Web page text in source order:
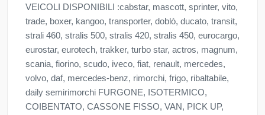
VEICOLI DISPONIBILI :cabstar, mascott, sprinter, vito,
trade, boxer, kangoo, transporter, doblò, ducato, transit,
strali 460, stralis 500, stralis 420, stralis 450, eurocargo,
eurostar, eurotech, trakker, turbo star, actros, magnum,
scania, fiorino, scudo, iveco, fiat, renault, mercedes,
volvo, daf, mercedes-benz, rimorchi, frigo, ribaltabile,
daily semirimorchi FURGONE, ISOTERMICO,
COIBENTATO, CASSONE FISSO, VAN, PICK UP,